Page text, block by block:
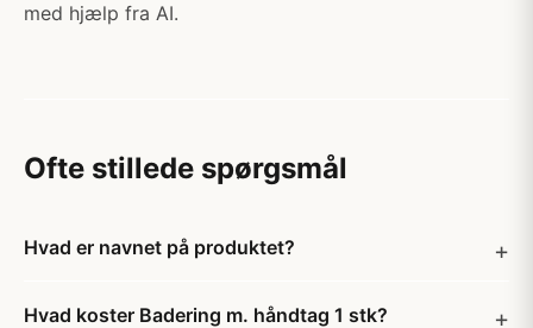
med hjælp fra AI.
Ofte stillede spørgsmål
Hvad er navnet på produktet?
Hvad koster Badering m. håndtag 1 stk?